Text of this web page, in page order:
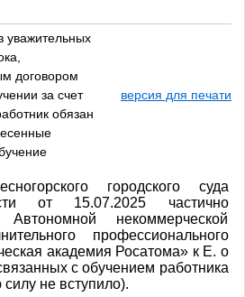
уважительных
договором
за счет
обязан
версия для печати
городского суда
от 15.07.2025 частично
некоммерческой
профессионального
академия Росатома» к Е. о
с обучением работника
не вступило).